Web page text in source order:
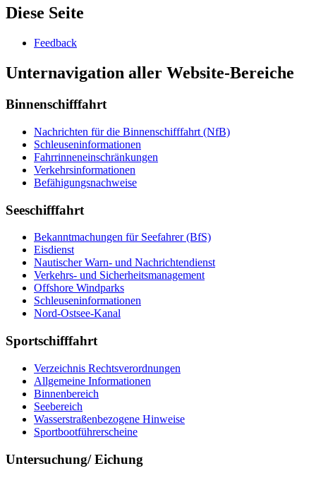
Diese Seite
Feedback
Unternavigation aller Website-Bereiche
Binnenschifffahrt
Nachrichten für die Binnenschifffahrt (NfB)
Schleuseninformationen
Fahrrinneneinschränkungen
Verkehrsinformationen
Befähigungsnachweise
Seeschifffahrt
Bekanntmachungen für Seefahrer (BfS)
Eisdienst
Nautischer Warn- und Nachrichtendienst
Verkehrs- und Sicherheitsmanagement
Offshore Windparks
Schleuseninformationen
Nord-Ostsee-Kanal
Sportschifffahrt
Verzeichnis Rechtsverordnungen
Allgemeine Informationen
Binnenbereich
Seebereich
Wasserstraßenbezogene Hinweise
Sportbootführerscheine
Untersuchung/ Eichung